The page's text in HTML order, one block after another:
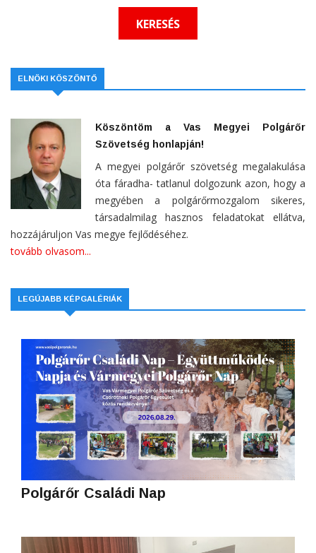
ELNÖKI KÖSZÖNTŐ
Köszöntöm a Vas Megyei Polgárőr
Szövetség honlapján!
A megyei polgárőr szövetség megalakulása
óta fáradha- tatlanul dolgozunk azon, hogy a
megyében a polgárőrmozgalom sikeres,
társadalmilag hasznos feladatokat ellátva,
hozzájáruljon Vas megye fejlődéséhez.
tovább olvasom...
LEGÚJABB KÉPGALÉRIÁK
Polgárőr Családi Nap